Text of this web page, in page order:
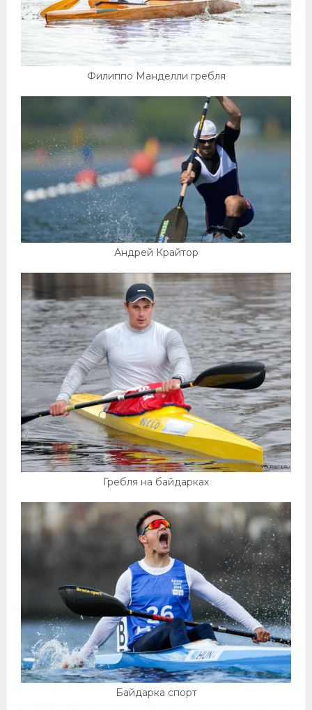
Филиппо Манделли гребля
Андрей Крайтор
Гребля на байдарках
Байдарка спорт